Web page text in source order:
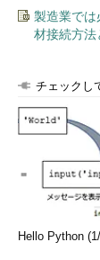
ハッカーカ
これはまさに
だ。読者の
とにかく検
洗ったり。
はおらず、
リックス」「
どなどいろ
製造業では
材接続方法
チェックし
Hello Python